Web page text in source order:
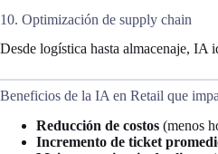
10. Optimización de supply chain
Desde logística hasta almacenaje, IA
Beneficios de la IA en Retail que
Reducción de costos (menos
Incremento de ticket